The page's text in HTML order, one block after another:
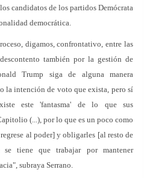
candidatos de los partidos Demócrata
democrática.
digamos, confrontativo, entre las
también por la gestión de
Trump siga de alguna manera
la intención de voto que exista, pero sí
este 'fantasma' de lo que sus
(...), por lo que es un poco como
al poder] y obligarles [al resto de
tiene que trabajar por mantener
subraya Serrano.